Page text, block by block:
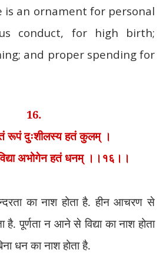
is an ornament for personal
conduct, for high birth;
and proper spending for
16.
रूपं दुःशीलस्य हतं कुलम् ।
अभोगेन हतं धनम् ।।१६।।
का नाश होता है. हीन आचरण से
पूर्णता न आने से विद्या का नाश होता
धन का नाश होता है.